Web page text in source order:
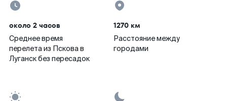
около 2 часов
Среднее время
перелета из Пскова в
Луганск без пересадок
1270 км
Расстояние между
городами